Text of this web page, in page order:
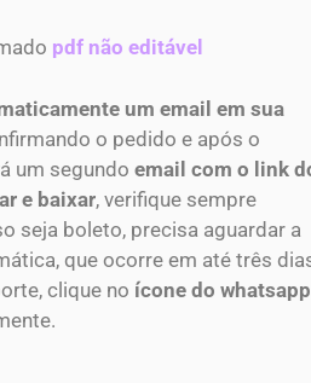
pdf não editável
um email em sua
o pedido e após o
um segundo email com o link
e baixar, verifique sempre
seja boleto, precisa aguardar a
que ocorre em até três
clique no ícone do whatsapp